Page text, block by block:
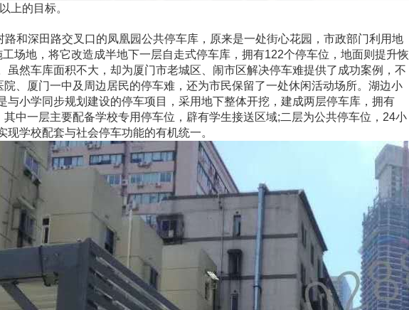
上的目标。
和深田路交叉口的凤凰园公共停车库，原来是一处街心花园，市政部门利用地
场地，将它改造成半地下一层自走式停车库，拥有122个停车位，地面则提升恢
虽然车库面积不大，却为厦门市老城区、闹市区解决停车难提供了成功案例，不
院、厦门一中及周边居民的停车难，还为市民保留了一处休闲活动场所。湖边小
与小学同步规划建设的停车项目，采用地下整体开挖，建成两层停车库，拥有
其中一层主要配备学校专用停车位，辟有学生接送区域;二层为公共停车位，24小
现学校配套与社会停车功能的有机统一。